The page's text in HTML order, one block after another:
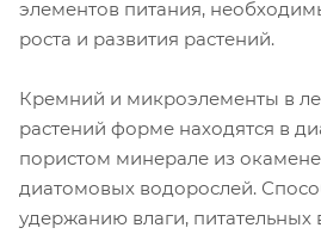
элементов питания,
роста и развития растений.
Кремний и микроэлементы в
растений форме находятся в
пористом минерале из
диатомовых водорослей.
удержанию влаги, питательных